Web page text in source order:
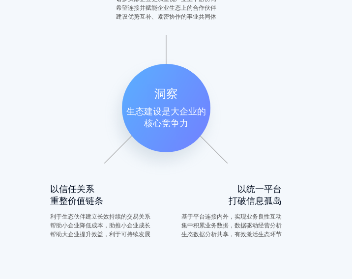
洞察
生态建设是大企业的
核心竞争力
希望连接并赋能企业生态上的合作伙伴
建设优势互补、紧密协作的事业共同体
以信任关系
重整价值链条
利于生态伙伴建立长效持续的交易关系
帮助小企业降低成本，助推小企业成长
帮助大企业提升效益，利于可持续发展
以统一平台
打破信息孤岛
基于平台连接内外，实现业务良性互动
集中积累业务数据，数据驱动经营分析
生态数据分析共享，有效激活生态环节